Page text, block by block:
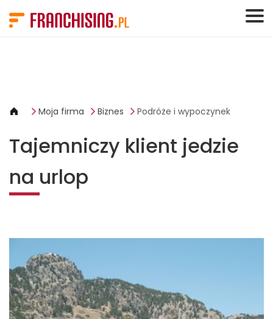
Moja firma Biznes Podróże i wypoczynek
Tajemniczy klient jedzie
na urlop